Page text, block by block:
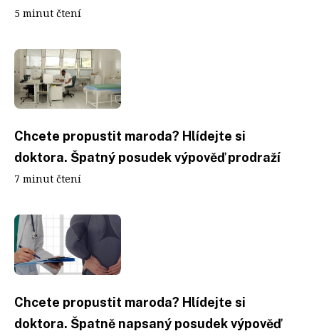
5 minut čtení
Chcete propustit maroda? Hlídejte si
doktora. Špatný posudek výpověď prodraží
7 minut čtení
Chcete propustit maroda? Hlídejte si
doktora. Špatně napsaný posudek výpověď